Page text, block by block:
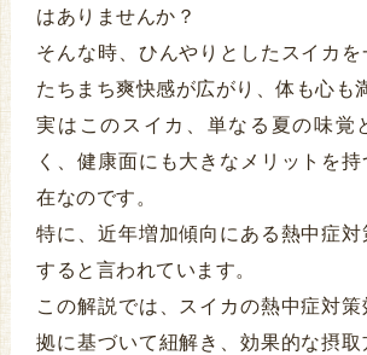
はありませんか？
そんな時、ひんやりとしたスイカを
たちまち爽快感が広がり、体も心も
実はこのスイカ、単なる夏の味覚
く、健康面にも大きなメリットを
在なのです。
特に、近年増加傾向にある熱中症
すると言われています。
この解説では、スイカの熱中症対
拠に基づいて紐解き、効果的な摂取